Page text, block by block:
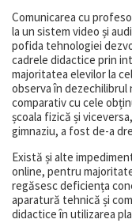
Comunicarea cu
la un sistem video și
pofida tehnologiei
cadrele didactice prin
majoritatea elevilor la
observa în
comparativ cu cele
școala fizică și
gimnaziu, a fost de-a
Există și alte
online, pentru
regăsesc deficiența
aparatură tehnică și
didactice în utilizarea